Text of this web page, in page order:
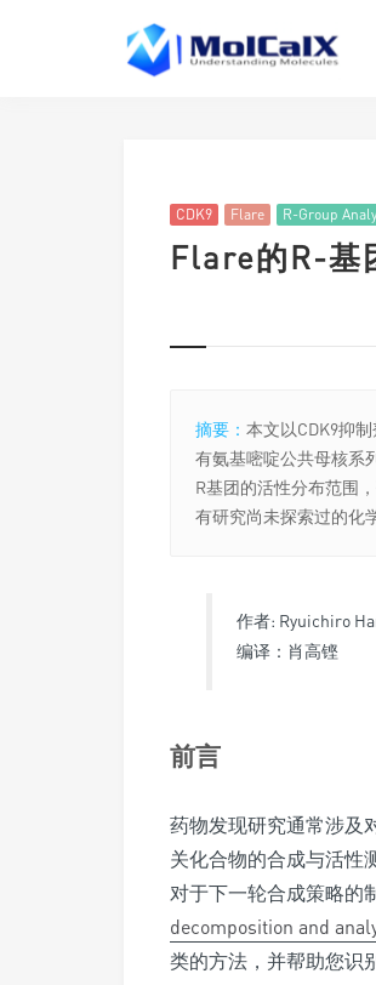
CDK9 Flare R-Group
Flare的R-基
摘要： 本文以CDK9抑
有氨基嘧啶公共母核系
R基团的活性分布范围
有研究尚未探索过的化
作者: Ryuichiro
编译：肖高铿
前言
药物发现研究通常涉及
关化合物的合成与活性
对于下一轮合成策略的
decomposition and
类的方法，并帮助您识